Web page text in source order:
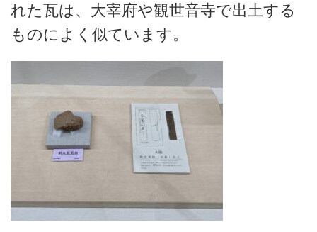
れた瓦は、大宰府や観世音寺で出土する
ものによく似ています。